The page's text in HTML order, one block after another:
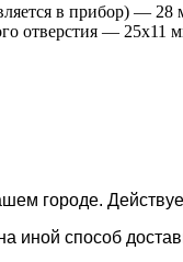
в прибор) — 28
отверстия — 25х11
городе.
иной способ